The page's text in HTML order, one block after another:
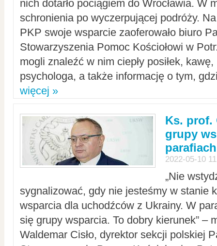
nich dotarło pociągiem do Wrocławia. W
schronienia po wyczerpującej podróży.
PKP swoje wsparcie zaoferowało biuro
Stowarzyszenia Pomoc Kościołowi w
mogli znaleźć w nim ciepły posiłek,
psychologa, a także informację o tym,
więcej »
Ks. prof.
grupy
parafiach
2022-05-10
„Nie
sygnalizować, gdy nie jesteśmy w stanie
wsparcia dla uchodźców z Ukrainy. W
się grupy wsparcia. To dobry kierunek” –
Waldemar Cisło, dyrektor sekcji polskiej